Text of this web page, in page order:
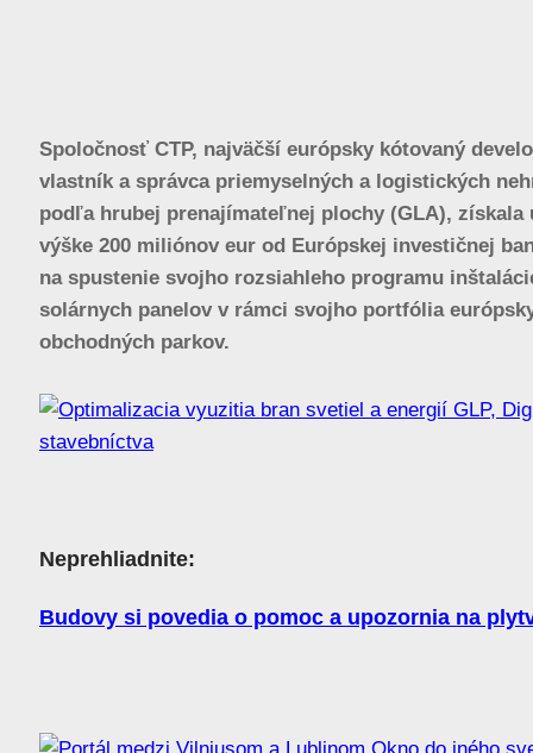
Spoločnosť CTP, najväčší európsky kótovaný
vlastník a správca priemyselných a logistických
podľa hrubej prenajímateľnej plochy (GLA), získala
výške 200 miliónov eur od Európskej investičnej
na spustenie svojho rozsiahleho programu
solárnych panelov v rámci svojho portfólia
obchodných parkov.
Neprehliadnite:
Budovy si povedia o pomoc a upozornia na